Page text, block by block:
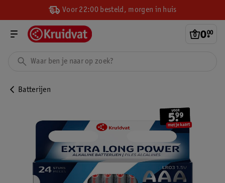
Voor 22:00 besteld, morgen in huis
0.
00
Batterijen